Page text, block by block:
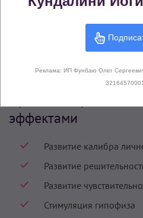
Подробнее
эффектами
Развитие калибра
Развитие
Развитие
Стимуляция гипофиза
Реклама: ИП Фунбаю Олег